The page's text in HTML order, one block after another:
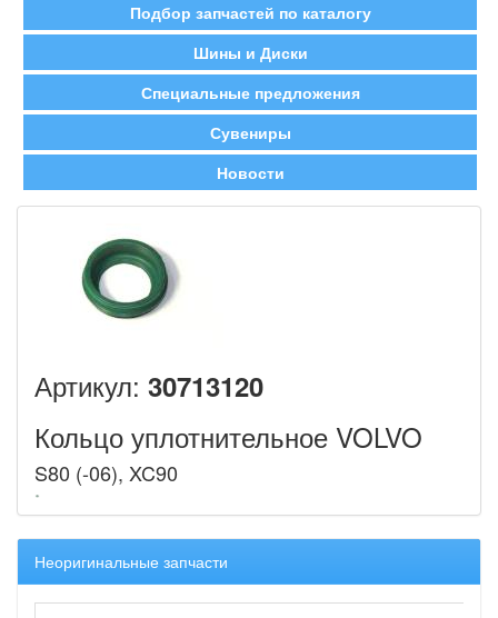
Подбор запчастей по каталогу
Шины и Диски
Специальные предложения
Сувениры
Новости
Артикул: 30713120
Кольцо уплотнительное VOLVO
S80 (-06), XC90
Неоригинальные запчасти